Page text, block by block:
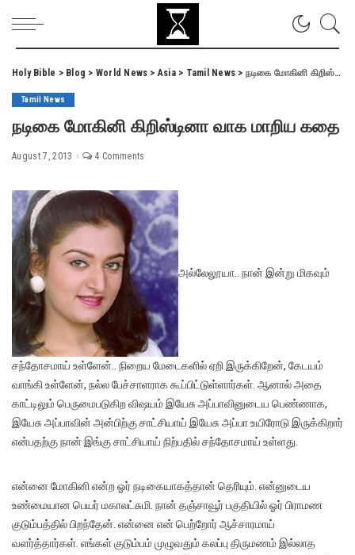
Holy Bible > Blog > World News >Asia> Tamil News > நடிகை மோகினி கிறிஸ்டினா வாக மாறிய கதை
Tamil News
நடிகை மோகினி கிறிஸ்டினா வாக மாறிய கதை
August 7, 2013 4 Comments
அல்லேலூயா.. நான் இன்று மிகவும்
சந்தோசமாய் உள்ளேன்.. நிறைய மேடைகளில் ஏறி இருக்கிறேன், கேடயம்
வாங்கி உள்ளேன், நல்ல பேச்சாளராக கூப்பிட்டுள்ளார்கள். ஆனால் அதை
காட்டிலும் பெருமைபடுகிற விஷயம் இயேசு அப்பாவினுடைய பெண்ணாக,
இயேசு அப்பாவின் அன்பிற்கு சாட்சியாய் இயேசு அப்பா உயிரோடு இருக்கிறார்
என்பதற்கு நான் இங்கு சாட்சியாய் நிற்பதில் சந்தோசமாய் உள்ளது.
என்னை மோகினி என்ற ஓர் நடிகையாகத்தான் தெரியும். என்னுடைய
உண்மையான பெயர் மகாலட்சுமி. நான் தஞ்சாவூர் பகுதியில் ஓர் பிராமண
குடும்பத்தில் பிறந்தேன். என்னை என் பெற்றோர் ஆச்சாரமாய்
வளர்த்தார்கள். எங்கள் குடும்பம் முழுவதும் கலப்பு திருமணம் இல்லாத